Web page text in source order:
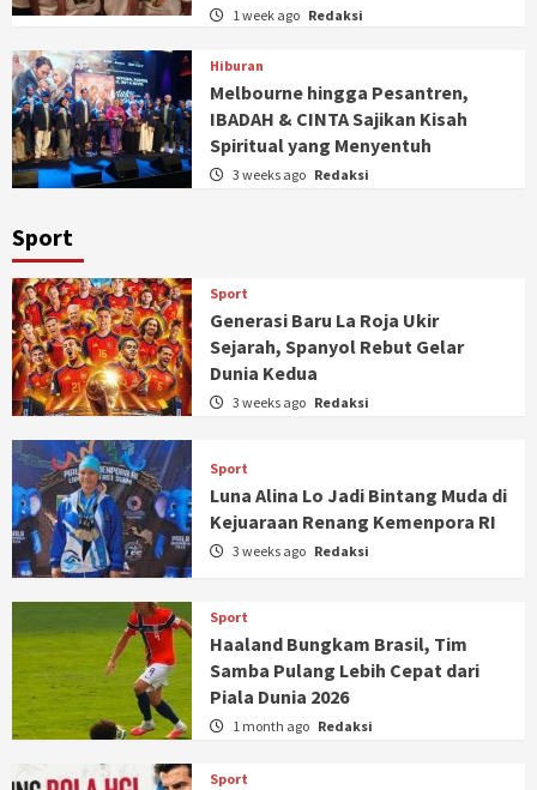
1 week ago Redaksi
Hiburan
Melbourne hingga Pesantren,
IBADAH & CINTA Sajikan Kisah
Spiritual yang Menyentuh
3 weeks ago Redaksi
Sport
Sport
Generasi Baru La Roja Ukir
Sejarah, Spanyol Rebut Gelar
Dunia Kedua
3 weeks ago Redaksi
Sport
Luna Alina Lo Jadi Bintang Muda di
Kejuaraan Renang Kemenpora RI
3 weeks ago Redaksi
Sport
Haaland Bungkam Brasil, Tim
Samba Pulang Lebih Cepat dari
Piala Dunia 2026
1 month ago Redaksi
Sport